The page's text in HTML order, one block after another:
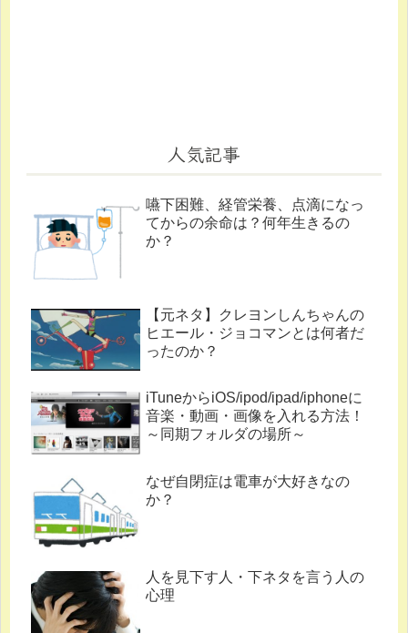
人気記事
嚥下困難、経管栄養、点滴になっ
てからの余命は？何年生きるの
か？
【元ネタ】クレヨンしんちゃんの
ヒエール・ジョコマンとは何者だ
ったのか？
iTuneからiOS/ipod/ipad/iphoneに
音楽・動画・画像を入れる方法！
～同期フォルダの場所～
なぜ自閉症は電車が大好きなの
か？
人を見下す人・下ネタを言う人の
心理